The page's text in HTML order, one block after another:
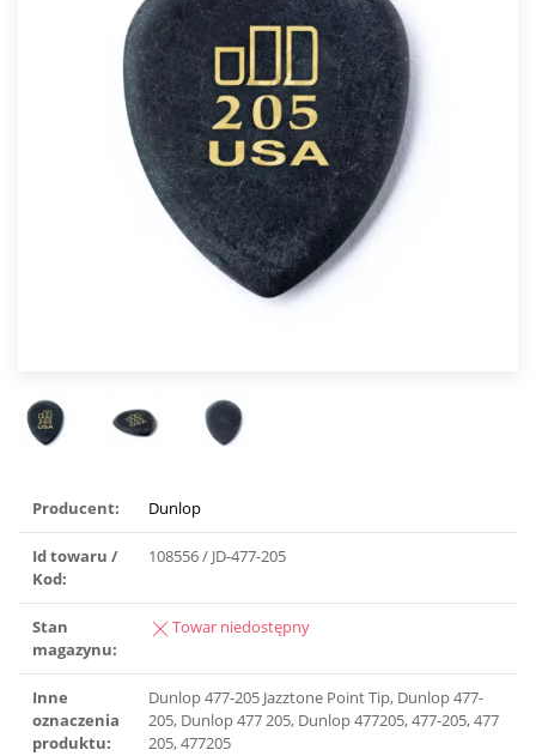
Producent: Dunlop
Id towaru /
Kod:
108556 / JD-477-205
Stan
magazynu:
Towar niedostępny
Inne
oznaczenia
produktu:
Dunlop 477-205 Jazztone Point Tip, Dunlop 477-
205, Dunlop 477 205, Dunlop 477205, 477-205, 477
205, 477205